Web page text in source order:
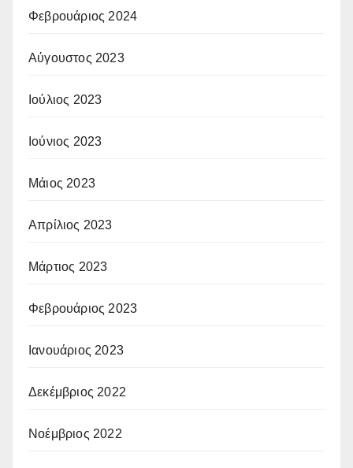
Φεβρουάριος 2024
Αύγουστος 2023
Ιούλιος 2023
Ιούνιος 2023
Μάιος 2023
Απρίλιος 2023
Μάρτιος 2023
Φεβρουάριος 2023
Ιανουάριος 2023
Δεκέμβριος 2022
Νοέμβριος 2022